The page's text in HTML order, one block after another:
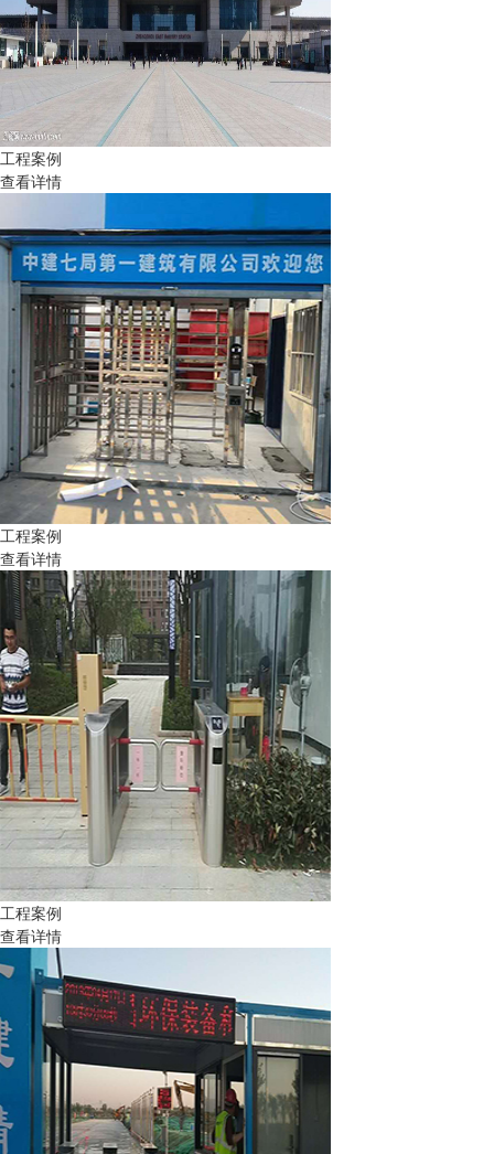
工程案例
查看详情
工程案例
查看详情
工程案例
查看详情